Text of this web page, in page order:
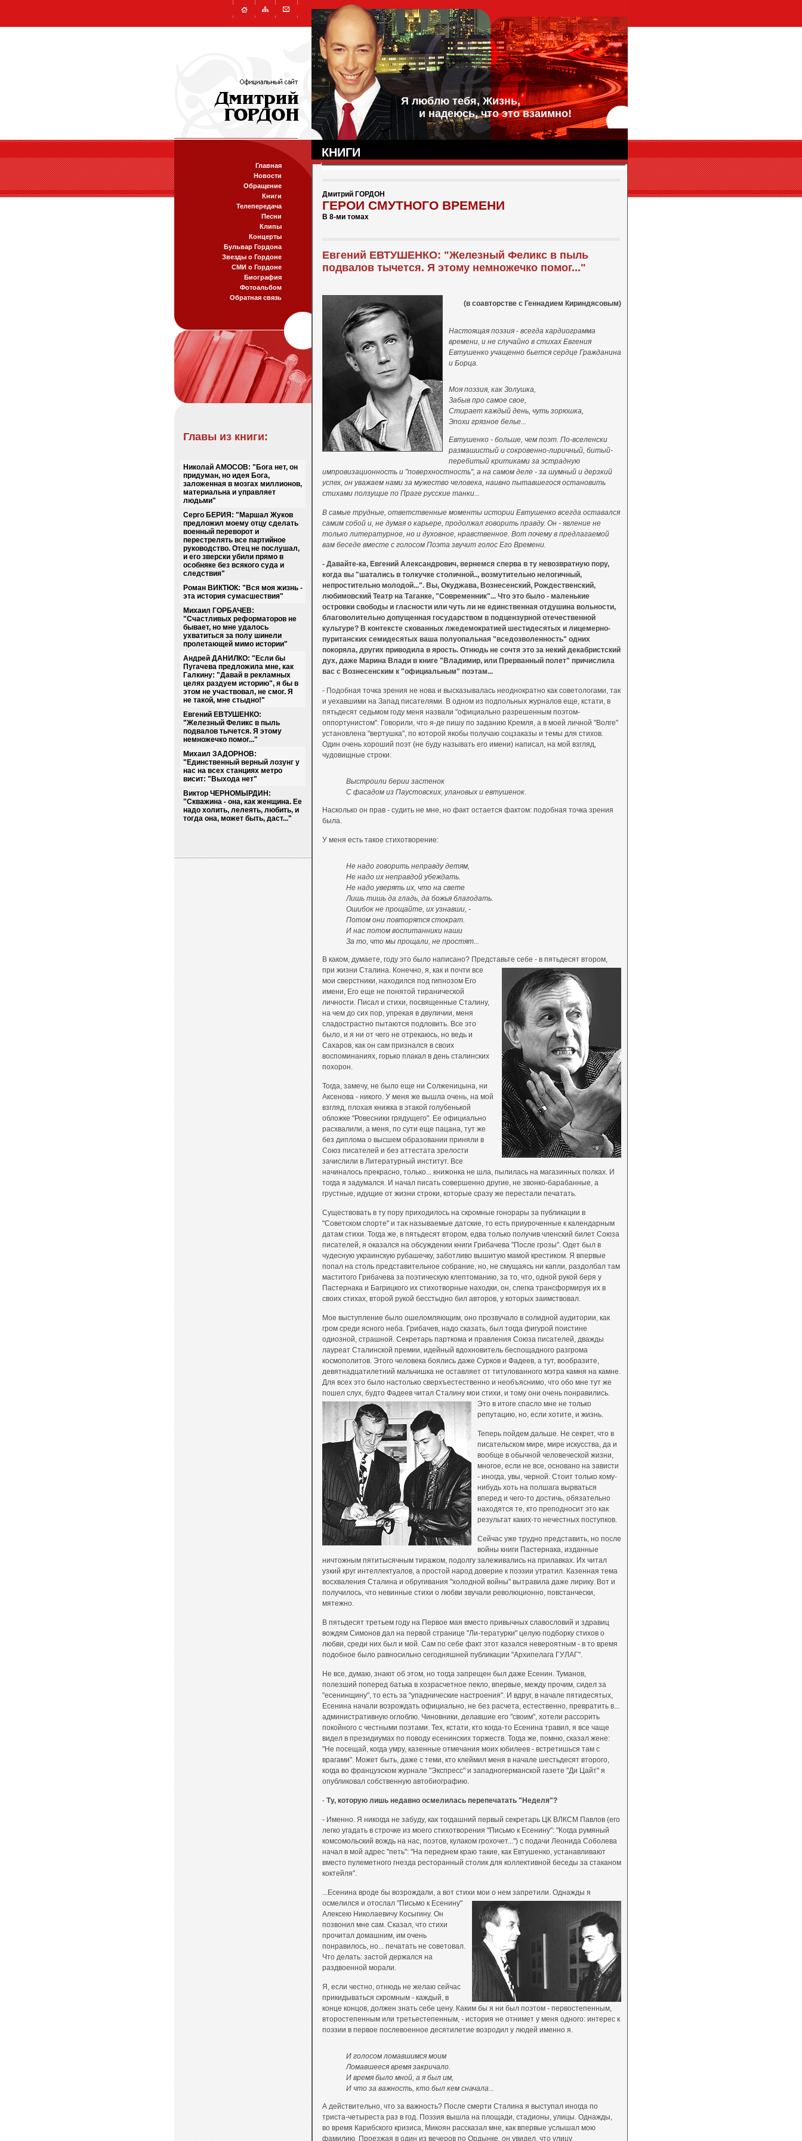
Я люблю тебя, Жизнь,
и надеюсь, что это взаимно!
Главная
Новости
Обращение
Книги
Телепередача
Песни
Клипы
Концерты
Бульвар Гордона
Звезды о Гордоне
СМИ о Гордоне
Биография
Фотоальбом
Обратная связь
Главы из книги:
Николай АМОСОВ: "Бога нет, он
придуман, но идея Бога,
заложенная в мозгах миллионов,
материальна и управляет
людьми"
Серго БЕРИЯ: "Маршал Жуков
предложил моему отцу сделать
военный переворот и
перестрелять все партийное
руководство. Отец не послушал,
и его зверски убили прямо в
особняке без всякого суда и
следствия"
Роман ВИКТЮК: "Вся моя жизнь -
эта история сумасшествия"
Михаил ГОРБАЧЕВ:
"Счастливых реформаторов не
бывает, но мне удалось
ухватиться за полу шинели
пролетающей мимо истории"
Андрей ДАНИЛКО: "Если бы
Пугачева предложила мне, как
Галкину: "Давай в рекламных
целях раздуем историю", я бы в
этом не участвовал, не смог. Я
не такой, мне стыдно!"
Евгений ЕВТУШЕНКО:
"Железный Феликс в пыль
подвалов тычется. Я этому
немножечко помог..."
Михаил ЗАДОРНОВ:
"Единственный верный лозунг у
нас на всех станциях метро
висит: "Выхода нет"
Виктор ЧЕРНОМЫРДИН:
"Скважина - она, как женщина. Ее
надо холить, лелеять, любить, и
тогда она, может быть, даст..."
КНИГИ
Дмитрий ГОРДОН
ГЕРОИ СМУТНОГО ВРЕМЕНИ
В 8-ми томах
Евгений ЕВТУШЕНКО: "Железный Феликс в пыль
подвалов тычется. Я этому немножечко помог..."
(в соавторстве с Геннадием Кириндясовым)
Настоящая поэзия - всегда кардиограмма
времени, и не случайно в стихах Евгения
Евтушенко учащенно бьется сердце Гражданина
и Борца.
Моя поэзия, как Золушка,
Забыв про самое свое,
Стирает каждый день, чуть зорюшка,
Эпохи грязное белье...
Евтушенко - больше, чем поэт. По-вселенски
размашистый и сокровенно-лиричный, битый-
перебитый критиками за эстрадную
импровизационность и "поверхностность", а на самом деле - за шумный и дерзкий
успех, он уважаем нами за мужество человека, наивно пытавшегося остановить
стихами ползущие по Праге русские танки...
В самые трудные, ответственные моменты истории Евтушенко всегда оставался
самим собой и, не думая о карьере, продолжал говорить правду. Он - явление не
только литературное, но и духовное, нравственное. Вот почему в предлагаемой
вам беседе вместе с голосом Поэта звучит голос Его Времени.
- Давайте-ка, Евгений Александрович, вернемся сперва в ту невозвратную пору,
когда вы "шатались в толкучке столичной.., возмутительно нелогичный,
непростительно молодой...". Вы, Окуджава, Вознесенский, Рождественский,
любимовский Театр на Таганке, "Современник"... Что это было - маленькие
островки свободы и гласности или чуть ли не единственная отдушина вольности,
благоволительно допущенная государством в подцензурной отечественной
культуре? В контексте скованных лжедемократией шестидесятых и лицемерно-
пуританских семидесятых ваша полуопальная "вседозволенность" одних
покоряла, других приводила в ярость. Отнюдь не сочтя это за некий декабристский
дух, даже Марина Влади в книге "Владимир, или Прерванный полет" причислила
вас с Вознесенским к "официальным" поэтам...
- Подобная точка зрения не нова и высказывалась неоднократно как советологами, так
и уехавшими на Запад писателями. В одном из подпольных журналов еще, кстати, в
пятьдесят седьмом году меня назвали "официально разрешенным поэтом-
оппортунистом". Говорили, что я-де пишу по заданию Кремля, а в моей личной "Волге"
установлена "вертушка", по которой якобы получаю соцзаказы и темы для стихов.
Один очень хороший поэт (не буду называть его имени) написал, на мой взгляд,
чудовищные строки:
Выстроили берии застенок
С фасадом из Паустовских, улановых и евтушенок.
Насколько он прав - судить не мне, но факт остается фактом: подобная точка зрения
была.
У меня есть такое стихотворение:
Не надо говорить неправду детям,
Не надо их неправдой убеждать.
Не надо уверять их, что на свете
Лишь тишь да гладь, да божья благодать.
Ошибок не прощайте, их узнавши, -
Потом они повторятся стократ.
И нас потом воспитанники наши
За то, что мы прощали, не простят...
В каком, думаете, году это было написано? Представьте себе - в пятьдесят втором,
при жизни Сталина. Конечно, я, как и почти все
мои сверстники, находился под гипнозом Его
имени, Его еще не понятой тиранической
личности. Писал и стихи, посвященные Сталину,
на чем до сих пор, упрекая в двуличии, меня
сладострастно пытаются подловить. Все это
было, и я ни от чего не отрекаюсь, но ведь и
Сахаров, как он сам признался в своих
воспоминаниях, горько плакал в день сталинских
похорон.
Тогда, замечу, не было еще ни Солженицына, ни
Аксенова - никого. У меня же вышла очень, на мой
взгляд, плохая книжка в этакой голубенькой
обложке "Ровесники грядущего". Ее официально
расхвалили, а меня, по сути еще пацана, тут же
без диплома о высшем образовании приняли в
Союз писателей и без аттестата зрелости
зачислили в Литературный институт. Все
начиналось прекрасно, только... книжонка не шла, пылилась на магазинных полках. И
тогда я задумался. И начал писать совершенно другие, не звонко-барабанные, а
грустные, идущие от жизни строки, которые сразу же перестали печатать.
Существовать в ту пору приходилось на скромные гонорары за публикации в
"Советском спорте" и так называемые датские, то есть приуроченные к календарным
датам стихи. Тогда же, в пятьдесят втором, едва только получив членский билет Союза
писателей, я оказался на обсуждении книги Грибачева "После грозы". Одет был в
чудесную украинскую рубашечку, заботливо вышитую мамой крестиком. Я впервые
попал на столь представительное собрание, но, не смущаясь ни капли, раздолбал там
маститого Грибачева за поэтическую клептоманию, за то, что, одной рукой беря у
Пастернака и Багрицкого их стихотворные находки, он, слегка трансформируя их в
своих стихах, второй рукой бесстыдно бил авторов, у которых заимствовал.
Мое выступление было ошеломляющим, оно прозвучало в солидной аудитории, как
гром среди ясного неба. Грибачев, надо сказать, был тогда фигурой поистине
одиозной, страшной. Секретарь парткома и правления Союза писателей, дважды
лауреат Сталинской премии, идейный вдохновитель беспощадного разгрома
космополитов. Этого человека боялись даже Сурков и Фадеев, а тут, вообразите,
девятнадцатилетний мальчишка не оставляет от титулованного мэтра камня на камне.
Для всех это было настолько сверхъестественно и необъяснимо, что обо мне тут же
пошел слух, будто Фадеев читал Сталину мои стихи, и тому они очень понравились.
Это в итоге спасло мне не только
репутацию, но, если хотите, и жизнь.
Теперь пойдем дальше. Не секрет, что в
писательском мире, мире искусства, да и
вообще в обычной человеческой жизни,
многое, если не все, основано на зависти
- иногда, увы, черной. Стоит только кому-
нибудь хоть на полшага вырваться
вперед и чего-то достичь, обязательно
находятся те, кто преподносит это как
результат каких-то нечестных поступков.
Сейчас уже трудно представить, но после
войны книги Пастернака, изданные
ничтожным пятитысячным тиражом, подолгу залеживались на прилавках. Их читал
узкий круг интеллектуалов, а простой народ доверие к поэзии утратил. Казенная тема
восхваления Сталина и обругивания "холодной войны" вытравила даже лирику. Вот и
получилось, что невинные стихи о любви звучали революционно, повстанчески,
мятежно.
В пятьдесят третьем году на Первое мая вместо привычных славословий и здравиц
вождям Симонов дал на первой странице "Ли-тературки" целую подборку стихов о
любви, среди них был и мой. Сам по себе факт этот казался невероятным - в то время
подобное было равносильно сегодняшней публикации "Архипелага ГУЛАГ".
Не все, думаю, знают об этом, но тогда запрещен был даже Есенин. Туманов,
полезший поперед батька в хозрасчетное пекло, впервые, между прочим, сидел за
"есенинщину", то есть за "упаднические настроения". И вдруг, в начале пятидесятых,
Есенина начали возрождать официально, не без расчета, естественно, превратить в...
административную оглоблю. Чиновники, делавшие его "своим", хотели рассорить
покойного с честными поэтами. Тех, кстати, кто когда-то Есенина травил, я все чаще
видел в президиумах по поводу есенинских торжеств. Тогда же, помню, сказал жене:
"Не посещай, когда умру, казенные отмечания моих юбилеев - встретишься там с
врагами". Может быть, даже с теми, кто клеймил меня в начале шестьдесят второго,
когда во французском журнале "Экспресс" и западногерманской газете "Ди Цайт" я
опубликовал собственную автобиографию.
- Ту, которую лишь недавно осмелилась перепечатать "Неделя"?
- Именно. Я никогда не забуду, как тогдашний первый секретарь ЦК ВЛКСМ Павлов (его
легко угадать в строчке из моего стихотворения "Письмо к Есенину": "Когда румяный
комсомольский вождь на нас, поэтов, кулаком грохочет...") с подачи Леонида Соболева
начал в мой адрес "петь": "На переднем краю такие, как Евтушенко, устанавливают
вместо пулеметного гнезда ресторанный столик для коллективной беседы за стаканом
коктейля".
...Есенина вроде бы возрождали, а вот стихи мои о нем запретили. Однажды я
осмелился и отослал "Письмо к Есенину"
Алексею Николаевичу Косыгину. Он
позвонил мне сам. Сказал, что стихи
прочитал домашним, им очень
понравилось, но... печатать не советовал.
Что делать: застой держался на
раздвоенной морали.
Я, если честно, отнюдь не желаю сейчас
прикидываться скромным - каждый, в
конце концов, должен знать себе цену. Каким бы я ни был поэтом - первостепенным,
второстепенным или третьестепенным, - история не отнимет у меня одного: интерес к
поэзии в первое послевоенное десятилетие возродил у людей именно я.
И голосом ломавшимся моим
Ломавшееся время закричало.
И время было мной, а я был им,
И что за важность, кто был кем сначала...
А действительно, что за важность? После смерти Сталина я выступал иногда по
триста-четыреста раз в год. Поэзия вышла на площади, стадионы, улицы. Однажды,
во время Карибского кризиса, Микоян рассказал мне, как впервые услышал мою
фамилию. Проезжая в один из вечеров по Ордынке, он увидел, что улицу